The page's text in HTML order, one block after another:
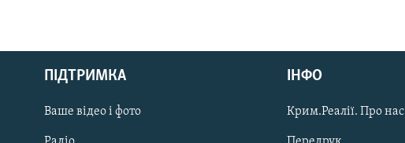
Русский
Qırımtatar
ДОЛУЧАЙСЯ!
ПІДТРИМКА
Ваше відео і фото
ІНФО
Крим.Реалії. Про нас